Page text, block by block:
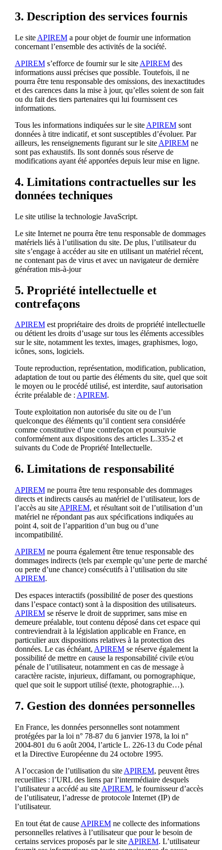
3. Description des services fournis
Le site APIREMa pour objet de fournir une information
concernant l’ensemble des activités de la société.
APIREMs’efforce de fournir sur le site APIREMdes
informations aussi précises que possible. Toutefois, il ne
pourra être tenu responsable des omissions, des inexactitudes
et des carences dans la mise à jour, qu’elles soient de son fait
ou du fait des tiers partenaires qui lui fournissent ces
informations.
Tous les informations indiquées sur le site APIREMsont
données à titre indicatif, et sont susceptibles d’évoluer. Par
ailleurs, les renseignements figurant sur le site APIREMne
sont pas exhaustifs. Ils sont donnés sous réserve de
modifications ayant été apportées depuis leur mise en ligne.
4. Limitations contractuelles sur les
données techniques
Le site utilise la technologie JavaScript.
Le site Internet ne pourra être tenu responsable de dommages
matériels liés à l’utilisation du site. De plus, l’utilisateur du
site s’engage à accéder au site en utilisant un matériel récent,
ne contenant pas de virus et avec un navigateur de dernière
génération mis-à-jour
5. Propriété intellectuelle et
contrefaçons
APIREMest propriétaire des droits de propriété intellectuelle
ou détient les droits d’usage sur tous les éléments accessibles
sur le site, notamment les textes, images, graphismes, logo,
icônes, sons, logiciels.
Toute reproduction, représentation, modification, publication,
adaptation de tout ou partie des éléments du site, quel que soit
le moyen ou le procédé utilisé, est interdite, sauf autorisation
écrite préalable de : APIREM.
Toute exploitation non autorisée du site ou de l’un
quelconque des éléments qu’il contient sera considérée
comme constitutive d’une contrefaçon et poursuivie
conformément aux dispositions des articles L.335-2 et
suivants du Code de Propriété Intellectuelle.
6. Limitations de responsabilité
APIREMne pourra être tenu responsable des dommages
directs et indirects causés au matériel de l’utilisateur, lors de
l’accès au site APIREM, et résultant soit de l’utilisation d’un
matériel ne répondant pas aux spécifications indiquées au
point 4, soit de l’apparition d’un bug ou d’une
incompatibilité.
APIREMne pourra également être tenue responsable des
dommages indirects (tels par exemple qu’une perte de marché
ou perte d’une chance) consécutifs à l’utilisation du site
APIREM.
Des espaces interactifs (possibilité de poser des questions
dans l’espace contact) sont à la disposition des utilisateurs.
APIREMse réserve le droit de supprimer, sans mise en
demeure préalable, tout contenu déposé dans cet espace qui
contreviendrait à la législation applicable en France, en
particulier aux dispositions relatives à la protection des
données. Le cas échéant, APIREMse réserve également la
possibilité de mettre en cause la responsabilité civile et/ou
pénale de l’utilisateur, notamment en cas de message à
caractère raciste, injurieux, diffamant, ou pornographique,
quel que soit le support utilisé (texte, photographie…).
7. Gestion des données personnelles
En France, les données personnelles sont notamment
protégées par la loi n° 78-87 du 6 janvier 1978, la loi n°
2004-801 du 6 août 2004, l’article L. 226-13 du Code pénal
et la Directive Européenne du 24 octobre 1995.
A l’occasion de l’utilisation du site APIREM, peuvent êtres
recueillies : l’URL des liens par l’intermédiaire desquels
l’utilisateur a accédé au site APIREM, le fournisseur d’accès
de l’utilisateur, l’adresse de protocole Internet (IP) de
l’utilisateur.
En tout état de cause APIREMne collecte des informations
personnelles relatives à l’utilisateur que pour le besoin de
certains services proposés par le site APIREM. L’utilisateur